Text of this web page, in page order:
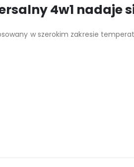
4w1 nadaje
w szerokim zakresie